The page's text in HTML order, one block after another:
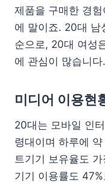
제품을 구매한 경
에 말이죠. 20대 남
순으로, 20대 여성
에 관심이 많습니다.
미디어 이용현
20대는 모바일 인
령대이며 하루에
트기기 보유율도
기기 이용률도